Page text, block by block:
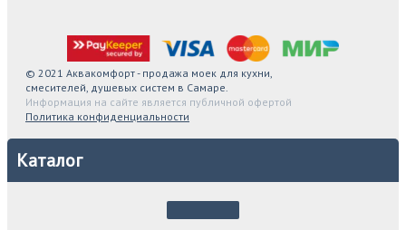
© 2021 Аквакомфорт - продажа моек для кухни,
смесителей, душевых систем в Самаре.
Информация на сайте является публичной офертой
Политика конфиденциальности
Каталог